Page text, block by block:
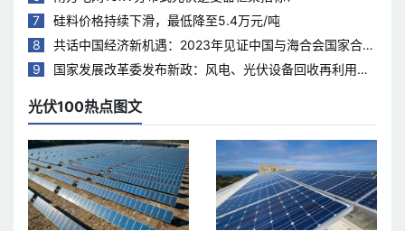
7
硅料价格持续下滑，最低降至5.4万元/吨
8
共话中国经济新机遇：2023年见证中国与海合会国家合作
热度持续升温
9
国家发展改革委发布新政：风电、光伏设备回收再利用，
光伏100热点图文